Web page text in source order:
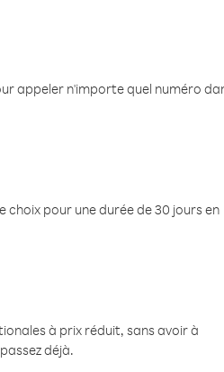
appeler n'importe quel numéro
pour une durée de 30 jours en
à prix réduit, sans avoir à
déjà.